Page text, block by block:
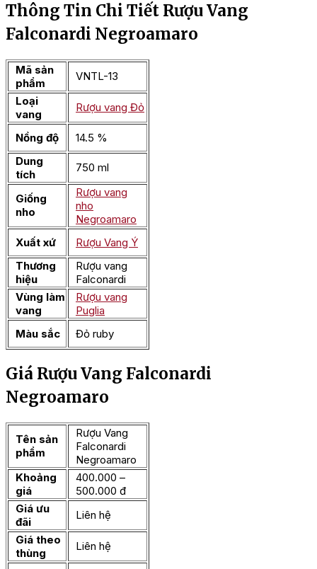
Thông Tin Chi Tiết Rượu Vang
Falconardi Negroamaro
Mã sản
phẩm
VNTL-13
Loại
vang
Rượu vang Đỏ
Nồng độ
14.5 %
Dung
tích
750 ml
Giống
nho
Rượu vang
nho
Negroamaro
Xuất xứ
Rượu Vang Ý
Thương
hiệu
Rượu vang
Falconardi
Vùng làm
vang
Rượu vang
Puglia
Màu sắc
Đỏ ruby
Giá Rượu Vang Falconardi
Negroamaro
Tên sản
phẩm
Rượu Vang
Falconardi
Negroamaro
Khoảng
giá
400.000 –
500.000 đ
Giá ưu
đãi
Liên hệ
Giá theo
thùng
Liên hệ